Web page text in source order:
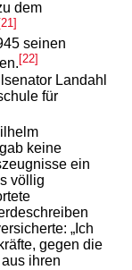
dem
[21]
seinen
[22]
Landahl
für
keine
ein
völlig
„Ich
gegen die
ihren